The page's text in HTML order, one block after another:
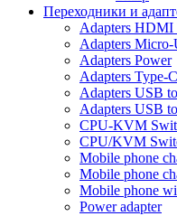
Переходники и
Adapters
Adapters Micro-
Adapters Power
Adapters Type-C
Adapters USB
Adapters USB
CPU-KVM
CPU/KVM
Mobile phone
Mobile phone
Mobile phone
Power adapter